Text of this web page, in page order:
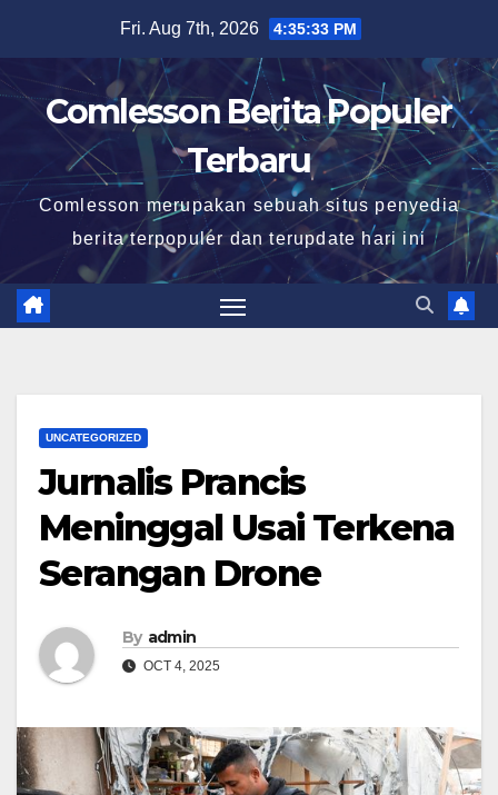
content
Fri. Aug 7th, 2026 4:35:34 PM
Comlesson Berita Populer
Terbaru
Comlesson merupakan sebuah situs penyedia
berita terpopuler dan terupdate hari ini
UNCATEGORIZED
Jurnalis Prancis
Meninggal Usai Terkena
Serangan Drone
By admin
OCT 4, 2025